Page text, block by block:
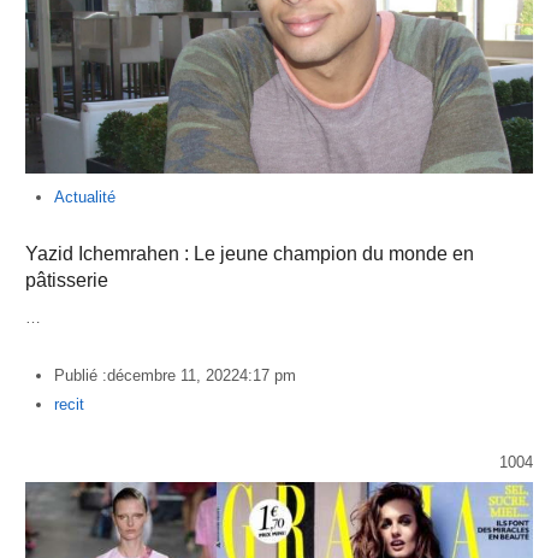
Actualité
Yazid Ichemrahen : Le jeune champion du monde en
pâtisserie
Publié :décembre 11, 20224:17 pm
Author
recit
1004